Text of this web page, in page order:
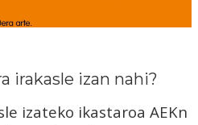
irakasle izan nahi?
izateko ikastaroa AEKn